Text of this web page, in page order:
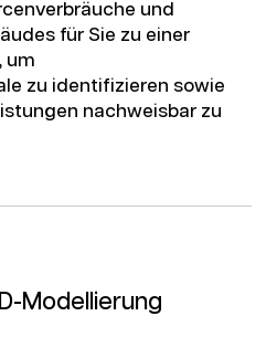
und
für Sie zu einer
um
zu identifizieren sowie
nachweisbar zu
Modellierung